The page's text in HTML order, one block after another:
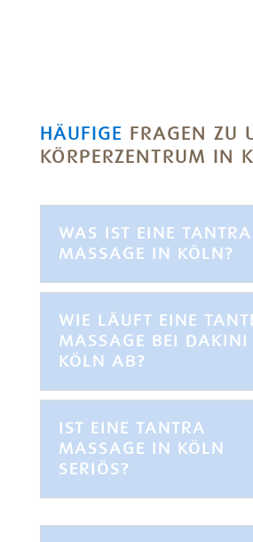
HÄUFIGE FRAGEN ZU
KÖRPERZENTRUM IN
WAS IST EINE TANTRA
MASSAGE IN KÖLN?
WIE LÄUFT EINE
MASSAGE BEI DAKINI
KÖLN AB?
IST EINE TANTRA
MASSAGE IN KÖLN
SERIÖS?